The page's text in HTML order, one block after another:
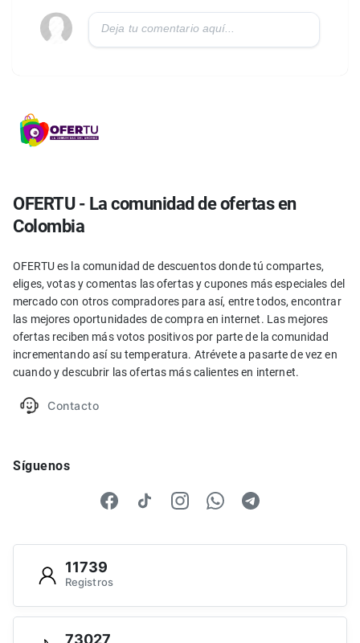
OFERTU - La comunidad de ofertas en
Colombia
OFERTU es la comunidad de descuentos donde tú compartes,
eliges, votas y comentas las ofertas y cupones más especiales del
mercado con otros compradores para así, entre todos, encontrar
las mejores oportunidades de compra en internet. Las mejores
ofertas reciben más votos positivos por parte de la comunidad
incrementando así su temperatura. Atrévete a pasarte de vez en
cuando y descubrir las ofertas más calientes en internet.
Contacto
Síguenos
11739
Registros